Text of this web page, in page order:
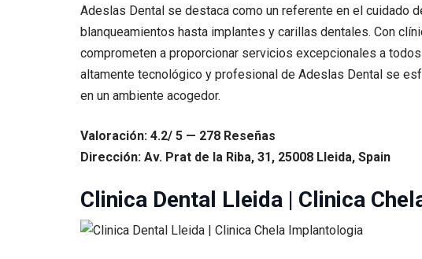
Adeslas Dental se destaca como un referente en el cuidado
blanqueamientos hasta implantes y carillas dentales. Con
comprometen a proporcionar servicios excepcionales a
altamente tecnológico y profesional de Adeslas Dental se
en un ambiente acogedor.
Valoración: 4.2/ 5 — 278 Reseñas
Dirección: Av. Prat de la Riba, 31, 25008 Lleida, Spain
Clinica Dental Lleida | Clinica